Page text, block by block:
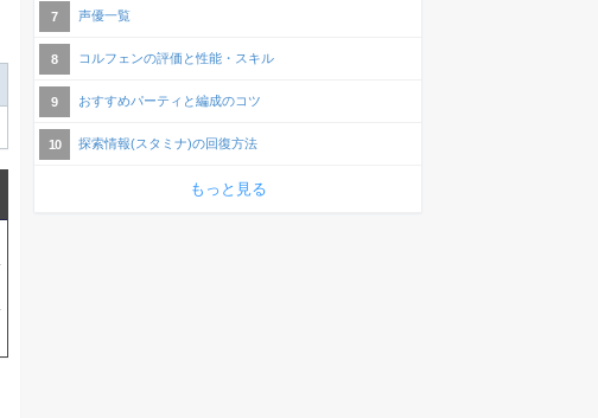
声優一覧
コルフェンの評価と性能・スキル
おすすめパーティと編成のコツ
探索情報(スタミナ)の回復方法
もっと見る